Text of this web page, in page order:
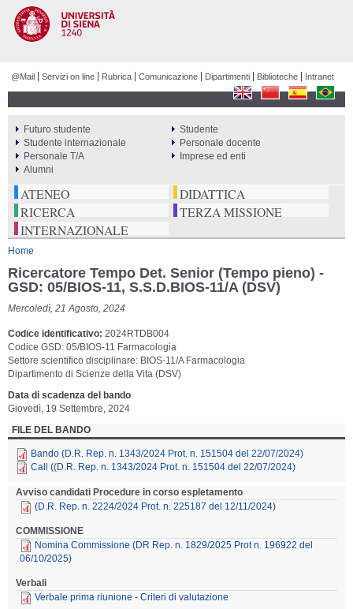
@Mail Servizi on line Rubrica Comunicazione Dipartimenti Biblioteche Intranet
ATENEO
DIDATTICA
RICERCA
TERZA MISSIONE
INTERNAZIONALE
PERCORSI
Futuro studente
Studente
Studente internazionale
Personale docente
Personale T/A
Imprese ed enti
Alumni
Tu sei qui
Home
Ricercatore Tempo Det. Senior (Tempo pieno) -
GSD: 05/BIOS-11, S.S.D.BIOS-11/A (DSV)
Mercoledì, 21 Agosto, 2024
Codice identificativo 2024RTDB004
Codice GSD: 05/BIOS-11 Farmacologia
Settore scientifico disciplinare: BIOS-11/A Farmacologia
Dipartimento di Scienze della Vita (DSV)
Data di scadenza del bando
Giovedì, 19 Settembre, 2024
FILE DEL BANDO
Bando (D.R. Rep. n. 1343/2024 Prot. n. 151504 del 22/07/2024)
Call ((D.R. Rep. n. 1343/2024 Prot. n. 151504 del 22/07/2024)
Avviso candidati Procedure in corso espletamento
(D.R. Rep. n. 2224/2024 Prot. n. 225187 del 12/11/2024)
COMMISSIONE
Nomina Commissione (DR Rep. n. 1829/2025 Prot n. 196922 del
06/10/2025)
Verbali
Verbale prima riunione - Criteri di valutazione